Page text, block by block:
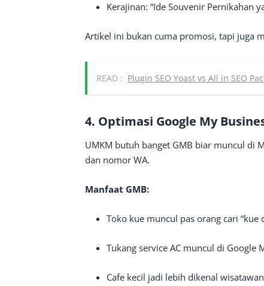
Kerajinan: “Ide Souvenir Pernikahan
Artikel ini bukan cuma promosi, tapi juga
READ : Plugin SEO Yoast vs All in SEO
4. Optimasi Google My
UMKM butuh banget GMB biar muncul di
dan nomor WA.
Manfaat GMB:
Toko kue muncul pas orang cari “kue
Tukang service AC muncul di Google
Cafe kecil jadi lebih dikenal